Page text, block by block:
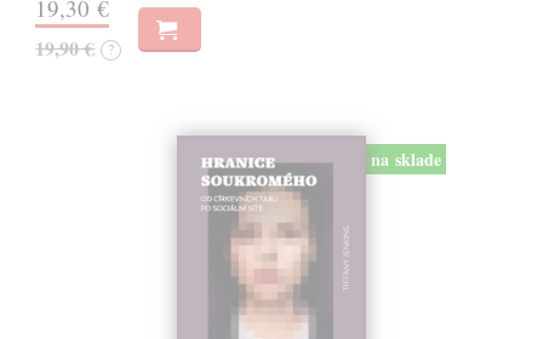
19,30 €
19,90 € ?
na sklade